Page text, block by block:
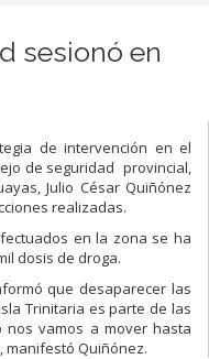
sesionó en
de intervención en el
de seguridad provincial,
Julio César Quiñónez
realizadas.
en la zona se ha
dosis de droga.
que desaparecer las
Trinitaria es parte de las
nos vamos a mover hasta
manifestó Quiñónez.